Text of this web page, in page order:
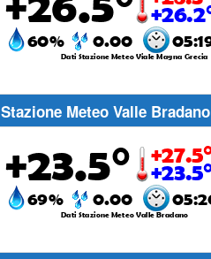
Stazione Meteo Valle Bradano